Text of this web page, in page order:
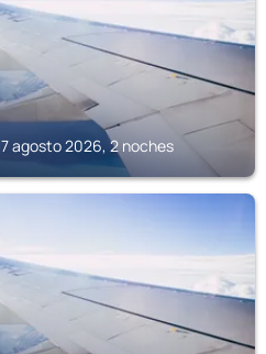
agosto 2026, 2 noches